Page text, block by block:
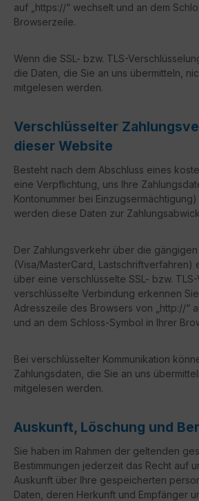
auf „https://“ wechselt und an dem
Browserzeile.
Wenn die SSL- bzw. TLS-
die Daten, die Sie an uns übermitteln,
mitgelesen werden.
Verschlüsselter
dieser Website
Besteht nach dem Abschluss eines
eine Verpflichtung, uns Ihre
Kontonummer bei Einzugsermächtigung)
werden diese Daten zur
Der Zahlungsverkehr über die gängigen
(Visa/MasterCard, Lastschriftverfahren)
über eine verschlüsselte SSL- bzw.
verschlüsselte Verbindung erkennen
Adresszeile des Browsers von „http://“
und an dem Schloss-Symbol in Ihrer
Bei verschlüsselter Kommunikation
Zahlungsdaten, die Sie an uns
mitgelesen werden.
Auskunft, Löschung und
Sie haben im Rahmen der geltenden
Bestimmungen jederzeit das Recht auf
Auskunft über Ihre gespeicherten
Daten, deren Herkunft und Empfänger